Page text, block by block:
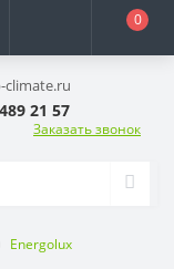
0
climate.ru
21 57
Заказать звонок
Energolux